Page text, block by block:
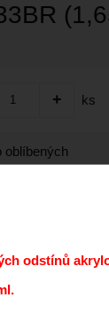
ks
oblíbených
odstínů